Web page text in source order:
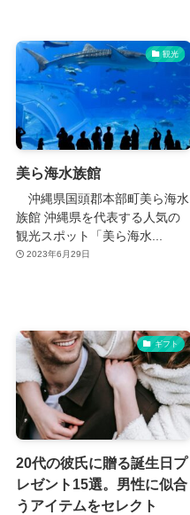
観光
美ら海水族館
沖縄県国頭郡本部町美ら海水
族館 沖縄県を代表する人気の
観光スポット「美ら海水...
2023年6月29日
ギフト
20代の彼氏に贈る誕生日プ
レゼント15選。男性に似合
うアイテムをセレクト